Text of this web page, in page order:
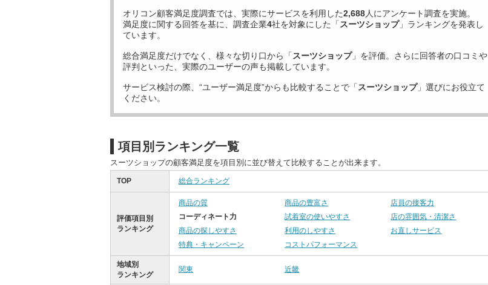
オリコン顧客満足度調査では、実際にサービスを利用した2,688人にアンケート調査を実施。
満足度に関する回答を基に、調査企業4社を対象にした「 スーツショップ」ランキングを発表し
ています。
総合満足度だけでなく、様々な切り口から「 スーツショップ」を評価。さらに回答者の口コミや
評判といった、実際のユーザーの声も掲載しています。
サービス検討の際、“ユーザー満足度”からも比較することで「 スーツショップ」選びにお役立て
ください。
項目別ランキング一覧
スーツショップの顧客満足度を項目別に並び替えて比較することが出来ます。
TOP 総合ランキング
評価項目別
ランキング
商品の質 商品の豊富さ
店員の接客力
コーディネート力
試着室の使いやすさ
店の雰囲気・清潔さ
商品の探しやすさ
利用のしやすさ
お直しサービス
特典・キャンペーン
コストパフォーマンス
地域別
ランキング
関東 近畿